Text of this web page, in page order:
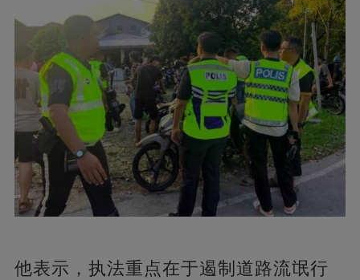
他表示，执法重点在于遏制道路流氓行